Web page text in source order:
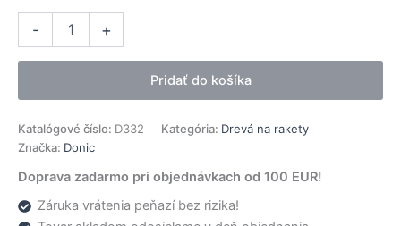
-
Carbon
+
Pridať do košíka
Katalógové číslo: D332 Kategória: Drevá na rakety
Značka: Donic
Doprava zadarmo pri objednávkach od 100 EUR!
Záruka vrátenia peňazí bez rizika!